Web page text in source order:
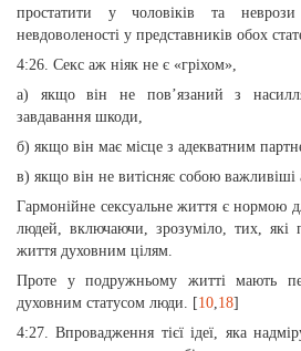
простатити у чоловіків та
невдоволеності у представників обох
4:26. Секс аж ніяк не є «гріхом»,
а) якщо він не пов’язаний з
завдавання шкоди,
б) якщо він має місце з адекватним
в) якщо він не витісняє собою важливіші
Гармонійне сексуальне життя є нормою
людей, включаючи, зрозуміло, тих, які
життя духовним цілям.
Проте у подружньому житті мають
духовним статусом люди. [10,18]
4:27. Впровадження тієї ідеї, яка